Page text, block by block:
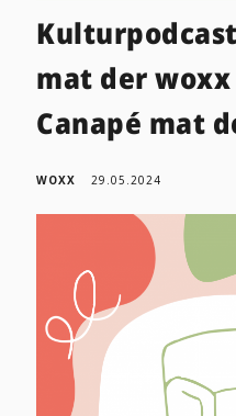
mat der woxx
Canapé mat
WOXX 29.05.2024